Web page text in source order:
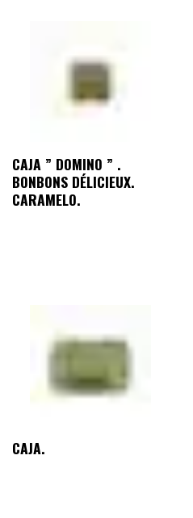
CAJA ” DOMINO ” .
BONBONS DÉLICIEUX.
CARAMELO.
CAJA.